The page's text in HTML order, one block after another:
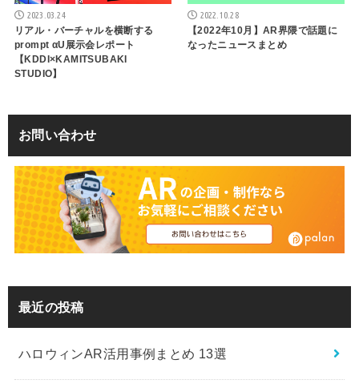
2023.03.24
リアル・バーチャルを横断する
prompt αU展示会レポート
【KDDI×KAMITSUBAKI
STUDIO】
2022.10.28
【2022年10月】AR界隈で話題に
なったニュースまとめ
お問い合わせ
最近の投稿
ハロウィンAR活用事例まとめ 13選